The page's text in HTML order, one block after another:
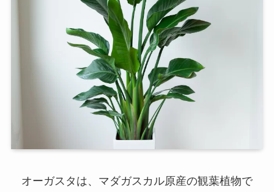
オーガスタは、マダガスカル原産の観葉植物で